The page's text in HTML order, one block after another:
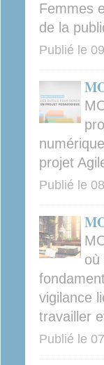
Femmes
de la
Publié le
projet
Publié le
où
vigilance
travailler
Publié le